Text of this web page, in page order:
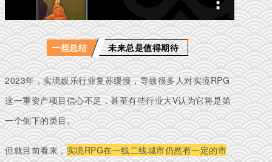
一些总结 未来总是值得期待
2023年，实境娱乐行业复苏缓慢，导致很多人对实境RPG
这一重资产项目信心不足，甚至有些行业大V认为它将是第
一个倒下的类目。
但就目前看来，实境RPG在一线二线城市仍然有一定的市